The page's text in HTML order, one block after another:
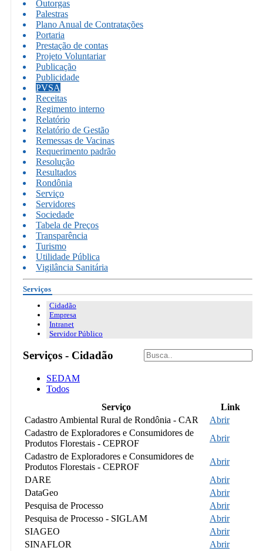
Outorgas
Palestras
Plano Anual de Contratações
Portaria
Prestação de contas
Projeto Voluntariar
Publicação
Publicidade
PVSA
Receitas
Regimento interno
Relatório
Relatório de Gestão
Remessas de Vacinas
Requerimento padrão
Resolução
Resultados
Rondônia
Serviço
Servidores
Sociedade
Tabela de Preços
Transparência
Turismo
Utilidade Pública
Vigilância Sanitária
Serviços
Cidadão
Empresa
Intranet
Servidor Público
Serviços - Cidadão
SEDAM
Todos
Serviço
Link
Cadastro Ambiental Rural de Rondônia - CAR
Abrir
Cadastro de Exploradores e Consumidores de
Produtos Florestais - CEPROF
Abrir
Cadastro de Exploradores e Consumidores de
Produtos Florestais - CEPROF
Abrir
DARE
Abrir
DataGeo
Abrir
Pesquisa de Processo
Abrir
Pesquisa de Processo - SIGLAM
Abrir
SIAGEO
Abrir
SINAFLOR
Abrir